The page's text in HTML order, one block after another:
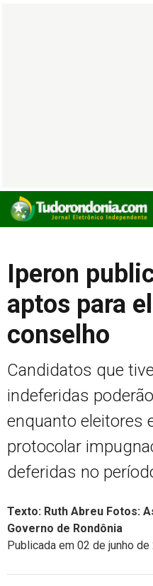
Iperon
aptos para
conselho
Candidatos que
indeferidas
enquanto eleitores
protocolar
deferidas no
Texto: Ruth Abreu Fotos:
Governo de Rondônia
Publicada em 02 de junho